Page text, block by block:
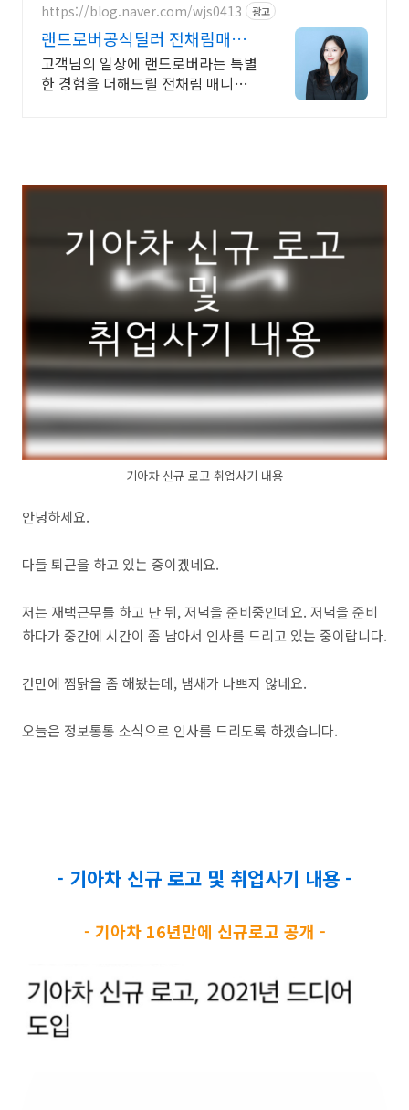
https://blog.naver.com/wjs0413 광고
랜드로버공식딜러 전채림매니
저
고객님의 일상에 랜드로버라는 특별
한 경험을 더해드릴 전채림 매니저
기아차 신규 로고 취업사기 내용
안녕하세요.
다들 퇴근을 하고 있는 중이겠네요.
저는 재택근무를 하고 난 뒤, 저녁을 준비중인데요. 저녁을 준비
하다가 중간에 시간이 좀 남아서 인사를 드리고 있는 중이랍니다.
간만에 찜닭을 좀 해봤는데, 냄새가 나쁘지 않네요.
오늘은 정보통통 소식으로 인사를 드리도록 하겠습니다.
- 기아차 신규 로고 및 취업사기 내용 -
- 기아차 16년만에 신규로고 공개 -